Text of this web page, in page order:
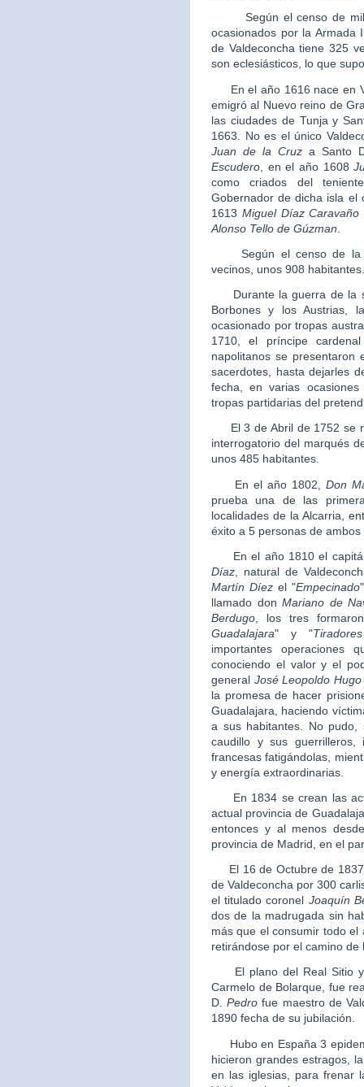
Según el censo de
ocasionados por la Armada
de Valdeconcha tiene 325
son eclesiásticos, lo que
En el año 1616 nace en
emigró al Nuevo reino de
las ciudades de Tunja y
1663. No es el único
Juan de la Cruz a Santo
Escudero , en el año 1608
como criados del
Gobernador de dicha isla el
1613 Miguel Díaz Caravaño
Alonso Tello de Gúzman
Según el censo de la
vecinos, unos 908 habitantes.
Durante la guerra de la
Borbones y los Austrias,
ocasionado por tropas
1710, el príncipe
napolitanos se presentaron
sacerdotes, hasta dejarles
fecha, en varias
tropas partidarias del
El 3 de Abril de 1752 se
interrogatorio del marqués
unos 485 habitantes.
En el año 1802, Don
prueba una de las
localidades de la Alcarria,
éxito a 5 personas de ambos
En el año 1810 el
Díaz , natural de
Martín Díez el "Empecinado
llamado donMariano de
Berdugo , los tres
Guadalajara" y "
importantes
conociendo el valor y el
general José Leopoldo Hugo
la promesa de hacer
Guadalajara, haciendo
a sus habitantes. No pudo,
caudillo y sus guerrilleros,
francesas fatigándolas,
y energía extraordinarias.
En 1834 se crean las
actual provincia de
entonces y al menos
provincia de Madrid, en el
El 16 de Octubre de 1837
de Valdeconcha por 300
el titulado coronel Joaquín
dos de la madrugada sin
más que el consumir todo
retirándose por el camino de
El plano del Real Sitio y
Carmelo de Bolarque, fue
D.Pedro fue maestro de
1890 fecha de su jubilación.
Hubo en España 3
hicieron grandes estragos,
en las iglesias, para frenar